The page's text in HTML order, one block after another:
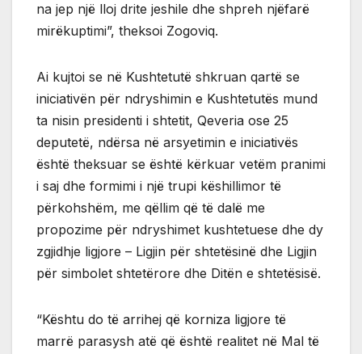
na jep një lloj drite jeshile dhe shpreh njëfarë
mirëkuptimi”, theksoi Zogoviq.
Ai kujtoi se në Kushtetutë shkruan qartë se
iniciativën për ndryshimin e Kushtetutës mund
ta nisin presidenti i shtetit, Qeveria ose 25
deputetë, ndërsa në arsyetimin e iniciativës
është theksuar se është kërkuar vetëm pranimi
i saj dhe formimi i një trupi këshillimor të
përkohshëm, me qëllim që të dalë me
propozime për ndryshimet kushtetuese dhe dy
zgjidhje ligjore – Ligjin për shtetësinë dhe Ligjin
për simbolet shtetërore dhe Ditën e shtetësisë.
“Kështu do të arrihej që korniza ligjore të
marrë parasysh atë që është realitet në Mal të